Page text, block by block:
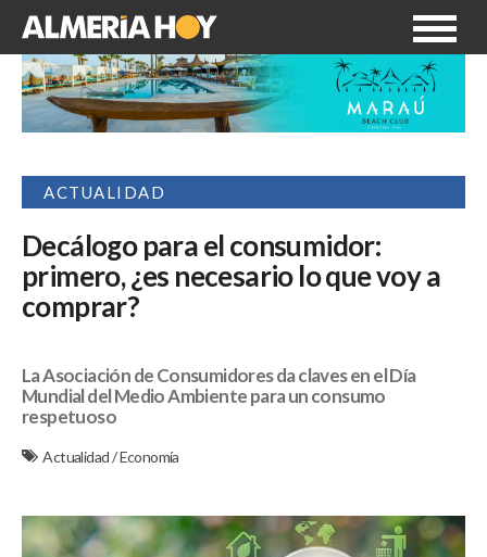
ACTUALIDAD
Decálogo para el consumidor:
primero, ¿es necesario lo que voy a
comprar?
La Asociación de Consumidores da claves en el Día
Mundial del Medio Ambiente para un consumo
respetuoso
Actualidad/Economía